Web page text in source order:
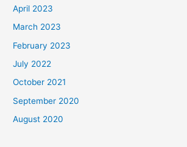
April 2023
March 2023
February 2023
July 2022
October 2021
September 2020
August 2020